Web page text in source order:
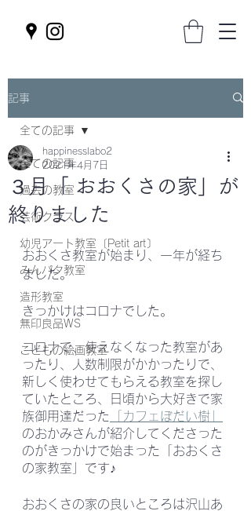
記事
全ての記事
過去の教室
芸術クラス
幼児アート教室〔Petit art〕
みんパタ教室
造形教室
無印良品WS
こどもの絵画教室
全ての記事
３月「 おおくさの家」が
終りました
happinesslabo2
2021年4月7日
おおくさ教室が始まり、一年が経ち
ました。
きっかけはコロナでした。
コロナで、使えなくなった教室があ
ったり、人数制限がかかったりで、
新しく使わせてもらえる教室を探し
ていたところ、日頃から大好きで家
族御用達だった
「カフェぼだい樹」
のおかみさんが紹介してくださった
のがきっかけで始まった「おおくさ
の家教室」です♪
おおくさの家の良いところは沢山あ